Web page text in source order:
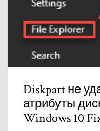
Diskpart не
атрибуты
Windows 10